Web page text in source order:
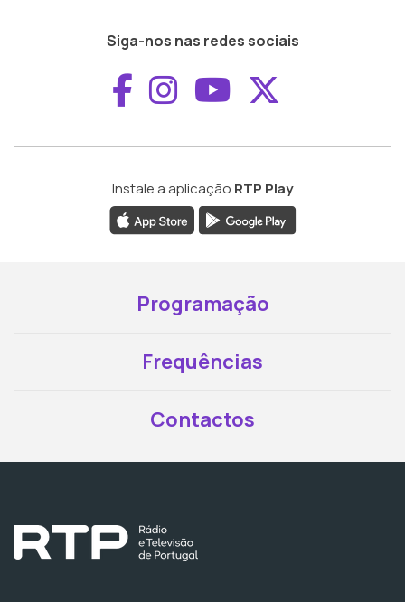
Siga-nos nas redes sociais
Aceder ao
Aceder ao
Aceder ao
Instale a aplicação RTP Play
Programação
Frequências
Contactos